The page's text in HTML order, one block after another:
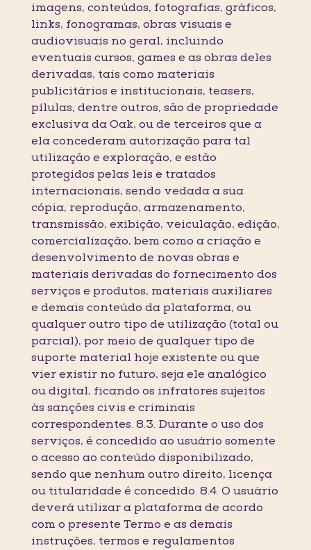
imagens, conteúdos, fotografias, gráficos,
links, fonogramas, obras visuais e
audiovisuais no geral, incluindo
eventuais cursos, games e as obras deles
derivadas, tais como materiais
publicitários e institucionais, teasers,
pílulas, dentre outros, são de propriedade
exclusiva da Oak, ou de terceiros que a
ela concederam autorização para tal
utilização e exploração, e estão
protegidos pelas leis e tratados
internacionais, sendo vedada a sua
cópia, reprodução, armazenamento,
transmissão, exibição, veiculação, edição,
comercialização, bem como a criação e
desenvolvimento de novas obras e
materiais derivadas do fornecimento dos
serviços e produtos, materiais auxiliares
e demais conteúdo da plataforma, ou
qualquer outro tipo de utilização (total ou
parcial), por meio de qualquer tipo de
suporte material hoje existente ou que
vier existir no futuro, seja ele analógico
ou digital, ficando os infratores sujeitos
às sanções civis e criminais
correspondentes. 8.3. Durante o uso dos
serviços, é concedido ao usuário somente
o acesso ao conteúdo disponibilizado,
sendo que nenhum outro direito, licença
ou titularidade é concedido. 8.4. O usuário
deverá utilizar a plataforma de acordo
com o presente Termo e as demais
instruções, termos e regulamentos